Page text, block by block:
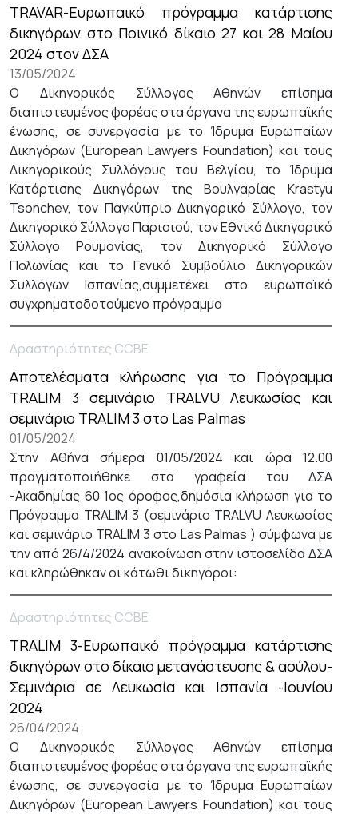
TRAVAR-Ευρωπαικό πρόγραμμα κατάρτισης
δικηγόρων στο Ποινικό δίκαιο 27 και 28 Μαίου
2024 στον ΔΣΑ
13/05/2024
Ο Δικηγορικός Σύλλογος Αθηνών επίσημα
διαπιστευμένος φορέας στα όργανα της ευρωπαϊκής
ένωσης, σε συνεργασία με το Ίδρυμα Ευρωπαίων
Δικηγόρων (European Lawyers Foundation) και τους
Δικηγορικούς Συλλόγους του Βελγίου, το Ίδρυμα
Κατάρτισης Δικηγόρων της Βουλγαρίας Krastyu
Tsonchev, τον Παγκύπριο Δικηγορικό Σύλλογο, τον
Δικηγορικό Σύλλογο Παρισιού, τον Εθνικό Δικηγορικό
Σύλλογο Ρουμανίας, τον Δικηγορικό Σύλλογο
Πολωνίας και το Γενικό Συμβούλιο Δικηγορικών
Συλλόγων Ισπανίας,συμμετέχει στο ευρωπαϊκό
συγχρηματοδοτούμενο πρόγραμμα
Δραστηριότητες CCBE
Αποτελέσματα κλήρωσης για το Πρόγραμμα
TRALIM 3 σεμινάριο TRALVU Λευκωσίας και
σεμινάριο TRALIM 3 στο Las Palmas
01/05/2024
Στην Αθήνα σήμερα 01/05/2024 και ώρα 12.00
πραγματοποιήθηκε στα γραφεία του ΔΣΑ
-Ακαδημίας 60 1ος όροφος,δημόσια κλήρωση για το
Πρόγραμμα TRALIM 3 (σεμινάριο TRALVU Λευκωσίας
και σεμινάριο TRALIM 3 στο Las Palmas ) σύμφωνα με
την από 26/4/2024 ανακοίνωση στην ιστοσελίδα ΔΣΑ
και κληρώθηκαν οι κάτωθι δικηγόροι:
Δραστηριότητες CCBE
TRALIM 3-Ευρωπαικό πρόγραμμα κατάρτισης
δικηγόρων στο δίκαιο μετανάστευσης & ασύλου-
Σεμινάρια σε Λευκωσία και Ισπανία -Ιουνίου
2024
26/04/2024
Ο Δικηγορικός Σύλλογος Αθηνών επίσημα
διαπιστευμένος φορέας στα όργανα της ευρωπαϊκής
ένωσης, σε συνεργασία με το Ίδρυμα Ευρωπαίων
Δικηγόρων (European Lawyers Foundation) και τους